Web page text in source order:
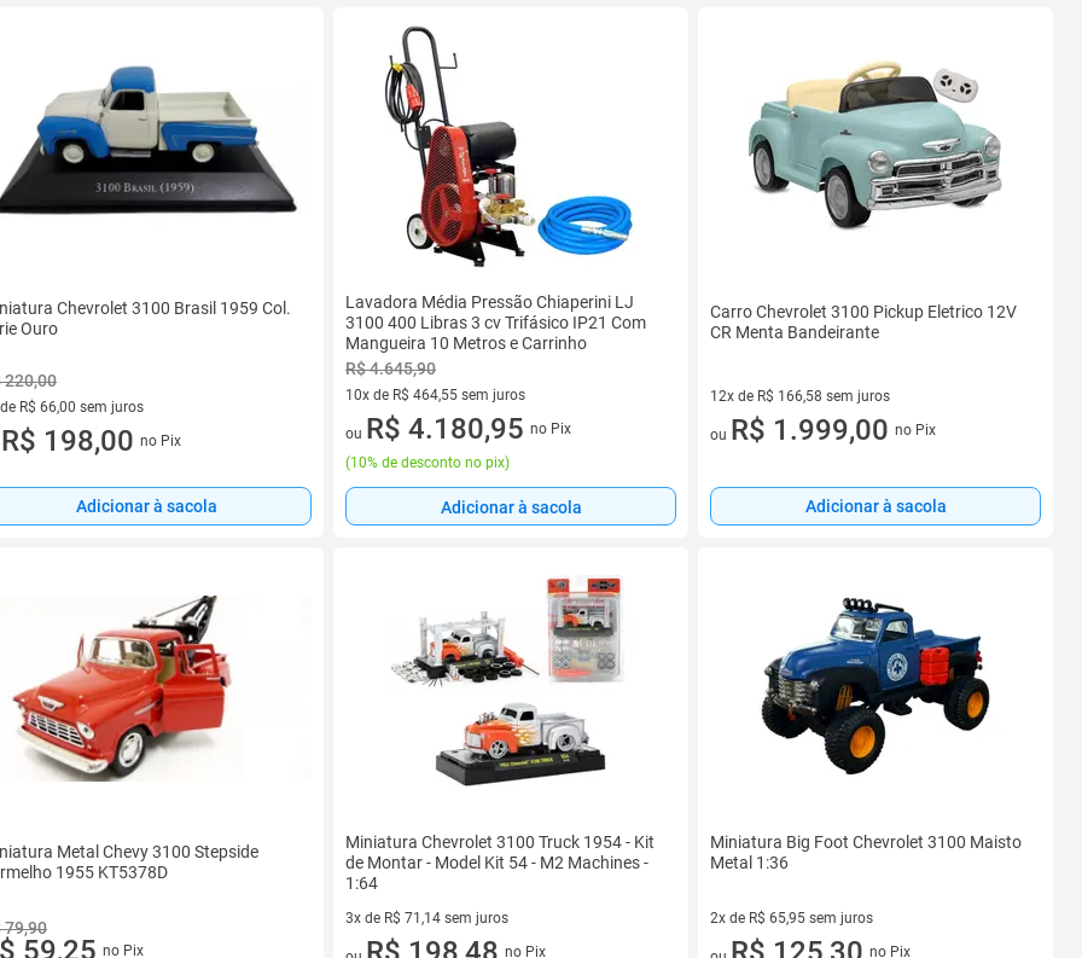
Chevrolet 3100 Brasil 1959 Col.
Ouro
220,00
R$ 66,00 sem juros
de R$ 66,00 sem juros
R$ 198,00 no Pix
Adicionar à sacola
Lavadora Média Pressão Chiaperini LJ
3100 400 Libras 3 cv Trifásico IP21 Com
Mangueira 10 Metros e Carrinho
R$ 4.645,90
10x de R$ 464,55 sem juros
10 vez de R$ 464,55 sem juros
ou R$ 4.180,95 no Pix
(10% de desconto no pix)
Adicionar à sacola
Carro Chevrolet 3100 Pickup Eletrico 12V
CR Menta Bandeirante
12x de R$ 166,58 sem juros
12 vez de R$ 166,58 sem juros
ou R$ 1.999,00 no Pix
Adicionar à sacola
Metal Chevy 3100 Stepside
1955 KT5378D
79,90
59,25 no Pix
Miniatura Chevrolet 3100 Truck 1954 - Kit
de Montar - Model Kit 54 - M2 Machines -
1:64
3x de R$ 71,14 sem juros
3 vez de R$ 71,14 sem jurosno Pix
Miniatura Big Foot Chevrolet 3100 Maisto
Metal 1:36
2x de R$ 65,95 sem juros
2 vez de R$ 65,95 sem jurosno Pix